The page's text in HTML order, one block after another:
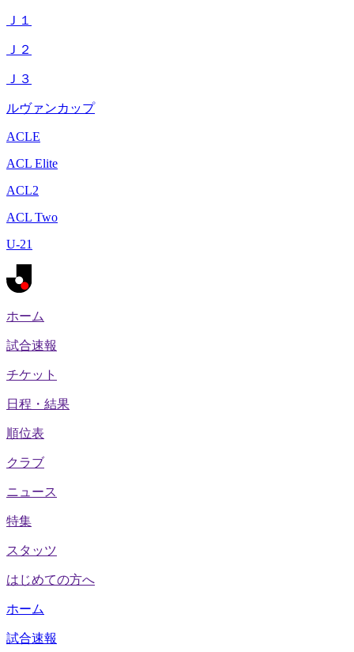
Ｊ１
Ｊ２
Ｊ３
ルヴァンカップ
ACLE
ACL Elite
ACL2
ACL Two
U-21
ホーム
試合速報
チケット
日程・結果
順位表
クラブ
ニュース
特集
スタッツ
はじめての方へ
ホーム
試合速報